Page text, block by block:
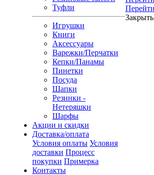
Туфли
Игрушки
Книги
Аксессуары
Варежки/Перчатки
Кепки/Панамы
Пинетки
Посуда
Шапки
Резинки -
Нетеряшки
Шарфы
Акции и скидки
Доставка/оплата
Условия оплаты Условия
доставки Процесс
покупки Примерка
Контакты
Закрыть